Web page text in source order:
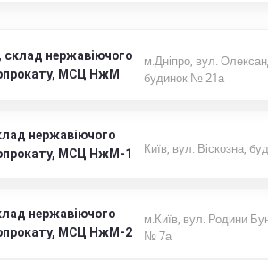
склад нержавіючого
МСЦ НжМ
м.Дніпро, вул.
будинок № 21а
нержавіючого
МСЦ НжМ-1
Київ, вул. Віскозна,
нержавіючого
МСЦ НжМ-2
м.Київ, вул. Родини
№ 7а